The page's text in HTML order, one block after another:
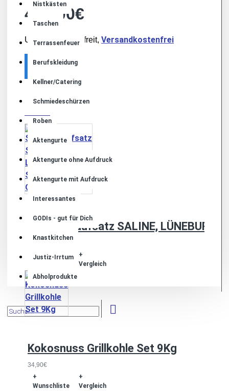
Nistkästen
Taschen
Terrassenfeuer
Berufskleidung
Kellner/Catering
Schmiedeschürzen
Roben
Aktengurte
Aktengurte ohne Aufdruck
Aktengurte mit Aufdruck
Interessantes
GODIs - gut für Dich
Knastkitchen
Justiz-Irrtum
Abholprodukte
499,00€
Umsatzsteuerbefreit, Versandkostenfrei
MEHR VON DIESER MARKE
Spießgrillaufsatz SALINE, LÜNEBURG,
+
+
Vergleich
Kokosnuss Grillkohle Set 9Kg
34,90€
+
Wunschliste
+
Vergleich